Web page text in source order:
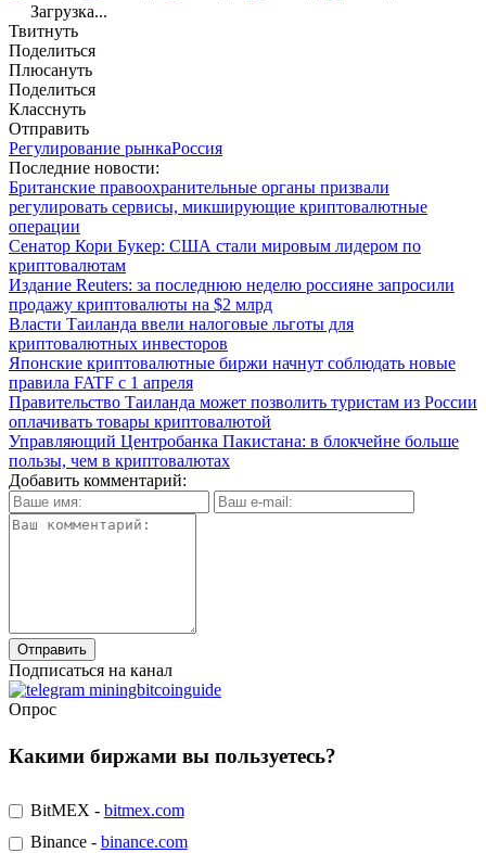
Загрузка...
Твитнуть
Поделиться
Плюсануть
Поделиться
Класснуть
Отправить
Регулирование рынкаРоссия
Последние новости:
Британские правоохранительные органы призвали
регулировать сервисы, микширующие криптовалютные
операции
Сенатор Кори Букер: США стали мировым лидером по
криптовалютам
Издание Reuters: за последнюю неделю россияне запросили
продажу криптовалюты на $2 млрд
Власти Таиланда ввели налоговые льготы для
криптовалютных инвесторов
Японские криптовалютные биржи начнут соблюдать новые
правила FATF с 1 апреля
Правительство Таиланда может позволить туристам из России
оплачивать товары криптовалютой
Управляющий Центробанка Пакистана: в блокчейне больше
пользы, чем в криптовалютах
Добавить комментарий:
Подписаться на канал
Опрос
Какими биржами вы пользуетесь?
BitMEX - bitmex.com
Binance - binance.com